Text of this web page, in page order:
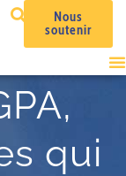
Nous
soutenir
qui